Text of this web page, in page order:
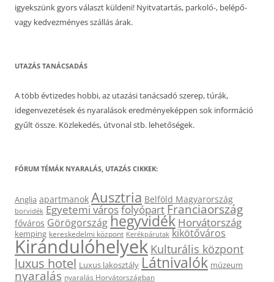
igyekszünk gyors választ küldeni! Nyitvatartás, parkoló-, belépő-
vagy kedvezményes szállás árak.
UTAZÁS TANÁCSADÁS
A több évtizedes hobbi, az utazási tanácsadó szerep, túrák,
idegenvezetések és nyaralások eredményeképpen sok információ
gyűlt össze. Közlekedés, útvonal stb. lehetőségek.
FÓRUM TÉMÁK NYARALÁS, UTAZÁS CIKKEK:
Anglia apartmanok Ausztria Belföld Magyarország
borvidék Egyetemi városfolyópartFranciaország
főváros Görögországhegyvidék Horvátország
kemping kereskedelmi központ Kerékpárutak kikötőváros
Kirándulóhelyek Kulturális központ
luxus hotel Luxus lakosztály Látnivalók múzeum
nyaralás nyaralás Horvátországban